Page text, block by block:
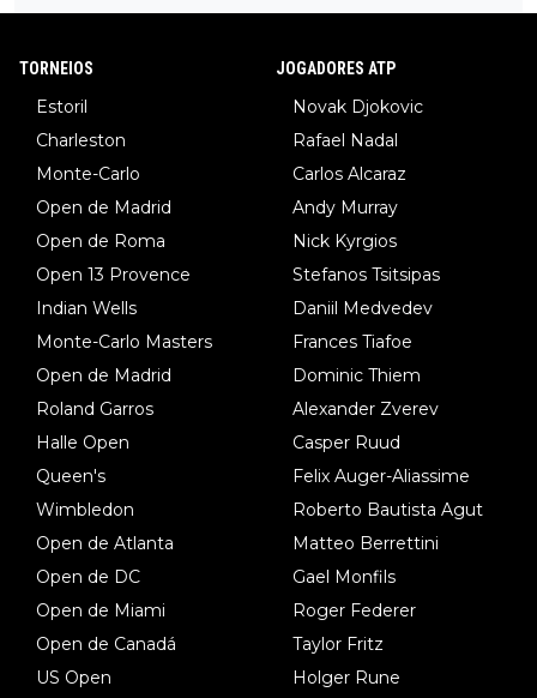
TORNEIOS
Estoril
Charleston
Monte-Carlo
Open de Madrid
Open de Roma
Open 13 Provence
Indian Wells
Monte-Carlo Masters
Open de Madrid
Roland Garros
Halle Open
Queen's
Wimbledon
Open de Atlanta
Open de DC
Open de Miami
Open de Canadá
US Open
JOGADORES ATP
Novak Djokovic
Rafael Nadal
Carlos Alcaraz
Andy Murray
Nick Kyrgios
Stefanos Tsitsipas
Daniil Medvedev
Frances Tiafoe
Dominic Thiem
Alexander Zverev
Casper Ruud
Felix Auger-Aliassime
Roberto Bautista Agut
Matteo Berrettini
Gael Monfils
Roger Federer
Taylor Fritz
Holger Rune